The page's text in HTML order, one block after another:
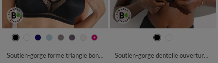
Soutien-gorge forme triangle bonnets moulés Paia- sans armatures Soutien-gorge dentelle ouverture devant - avec armatures